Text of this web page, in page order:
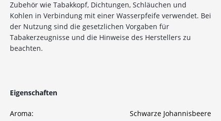
Zubehör wie Tabakkopf, Dichtungen, Schläuchen und
Kohlen in Verbindung mit einer Wasserpfeife verwendet. Bei
der Nutzung sind die gesetzlichen Vorgaben für
Tabakerzeugnisse und die Hinweise des Herstellers zu
beachten.
Eigenschaften
Aroma:
Schwarze Johannisbeere
auf deine Bestellung
Sichere dir jetzt 10% Rabatt* auf deine Bestellung
bei Wolke7ShishaShop.de!
Shisha-Produkten, Tabaksorten und Zubehör – alles,